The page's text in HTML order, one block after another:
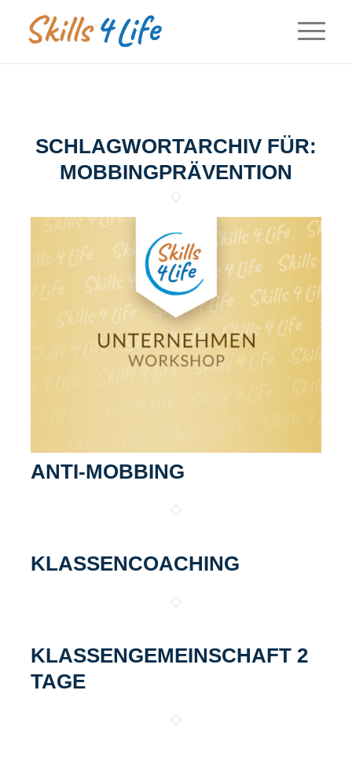
SCHLAGWORTARCHIV FÜR:
MOBBINGPRÄVENTION
ANTI-MOBBING
KLASSENCOACHING
KLASSENGEMEINSCHAFT 2
TAGE